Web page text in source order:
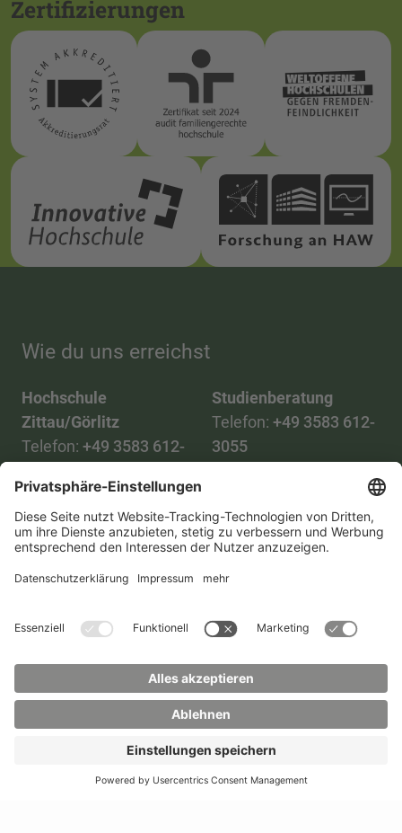
Zertifizierungen
Wie du uns erreichst
Hochschule
Zittau/Görlitz
Telefon: +49 3583 612-
Mail:info(at)hszg.de
Studienberatung
Telefon: +49 3583 612-
3055
Mail:
stud.info(at)hszg.de
TransparenzgesetzKontakt Lageplan